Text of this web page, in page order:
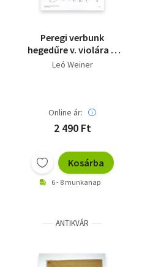
Peregi verbunk
hegedűre v. violára v.
klarinétra
Leó Weiner
Online ár:
2 490 Ft
Kosárba
6 - 8 munkanap
ANTIKVÁR